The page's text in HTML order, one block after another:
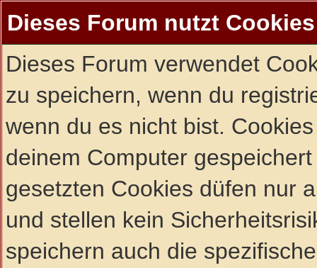
Dieses Forum nutzt Cookies
Dieses Forum verwendet
zu speichern, wenn du
wenn du es nicht bist.
deinem Computer
gesetzten Cookies düfen nur
und stellen kein
speichern auch die